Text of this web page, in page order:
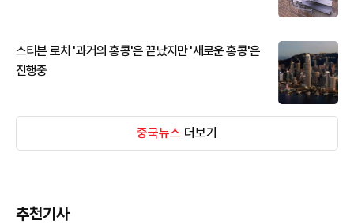
스티븐 로치 '과거의 홍콩'은 끝났지만 '새로운 홍콩'은
진행중
중국뉴스 더보기
추천기사